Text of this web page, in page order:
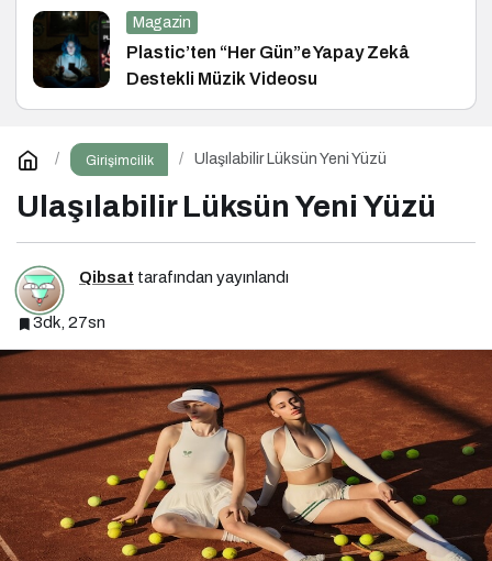
Magazin
Plastic’ten “Her Gün”e Yapay Zekâ
Destekli Müzik Videosu
Girişimcilik Ulaşılabilir Lüksün Yeni Yüzü
Ulaşılabilir Lüksün Yeni Yüzü
Qibsat tarafından yayınlandı
3dk, 27sn